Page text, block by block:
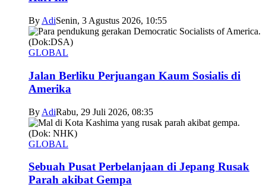
By AdiSenin, 3 Agustus 2026, 10:55
GLOBAL
Jalan Berliku Perjuangan Kaum Sosialis di
Amerika
By AdiRabu, 29 Juli 2026, 08:35
GLOBAL
Sebuah Pusat Perbelanjaan di Jepang Rusak
Parah akibat Gempa